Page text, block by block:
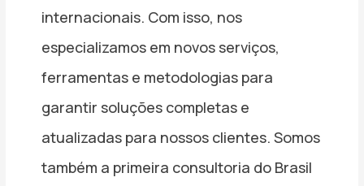
internacionais. Com isso, nos
especializamos em novos serviços,
ferramentas e metodologias para
garantir soluções completas e
atualizadas para nossos clientes. Somos
também a primeira consultoria do Brasil